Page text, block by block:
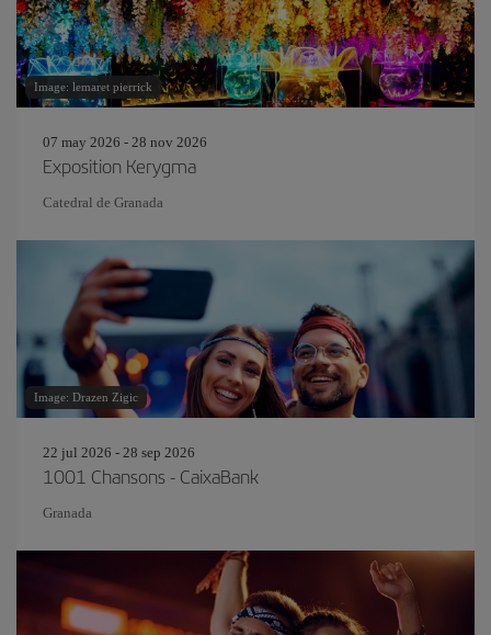
Image: lemaret pierrick
07 may 2026 - 28 nov 2026
Exposition Kerygma
Catedral de Granada
Image: Drazen Zigic
22 jul 2026 - 28 sep 2026
1001 Chansons - CaixaBank
Granada